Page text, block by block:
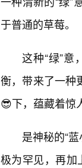
于普通的草莓。
这种“绿”
衡，带来了一种
😎下，蕴藏着惊
是神秘的“
极为罕见，再加